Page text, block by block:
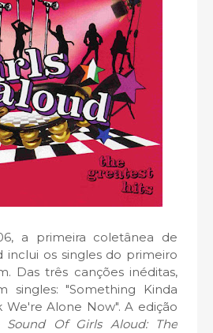
a primeira coletânea de
inclui os singles do primeiro
Das três canções inéditas,
singles: "Something Kinda
We're Alone Now". A edição
Sound Of Girls Aloud: The